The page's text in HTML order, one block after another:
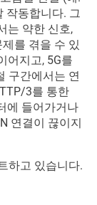
작동합니다. 그
는 약한 신호,
를 겪을 수 있
어지고, 5G를
구간에서는 연
3를 통한
에 들어가거나
연결이 끊이지
하고 있습니다.